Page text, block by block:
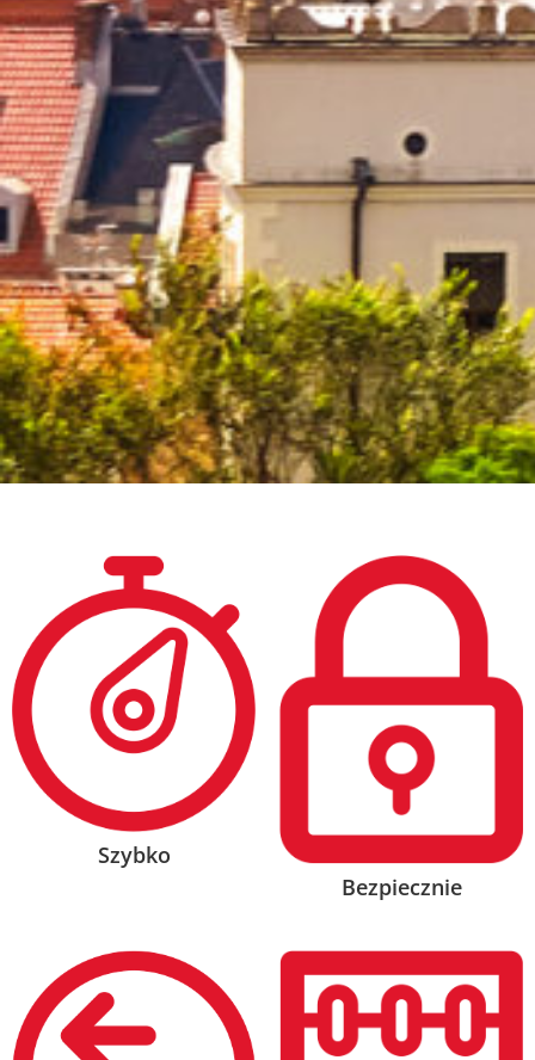
Szybko
Bezpiecznie